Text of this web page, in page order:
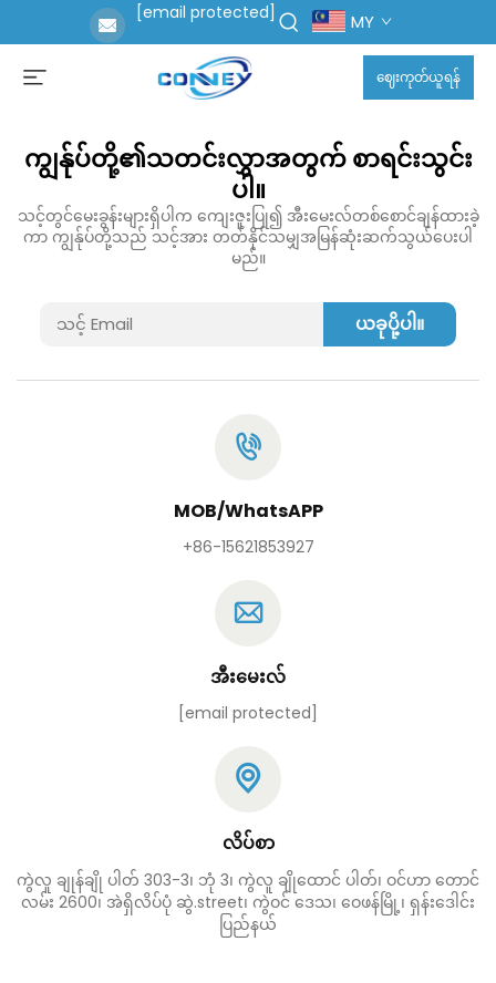
[email protected] MY
ဈေးကုတ်ယူရန်
ကျွန်ုပ်တို့၏သတင်းလွှာအတွက် စာရင်းသွင်း
ပါ။
သင့်တွင်မေးခွန်းများရှိပါက ကျေးဇူးပြု၍ အီးမေးလ်တစ်စောင်ချန်ထားခဲ့
ကာ ကျွန်ုပ်တို့သည် သင့်အား တတ်နိုင်သမျှအမြန်ဆုံးဆက်သွယ်ပေးပါ
မည်။
ယခုပို့ပါ။
MOB/WhatsAPP
+86-15621853927
အီးမေးလ်
[email protected]
လိပ်စာ
ကွဲလူ ချုန်ချို ပါတ် 303-3၊ ဘုံ 3၊ ကွဲလူ ချိုထောင် ပါတ်၊ ဝင်ဟာ တောင်
လမ်း 2600၊ အဲရှိလိပ်ပုံ ဆွဲ.street၊ ကွဲဝင် ဒေသ၊ ဝေဖန်မြို့၊ ရှန်းဒေါင်း
ပြည်နယ်